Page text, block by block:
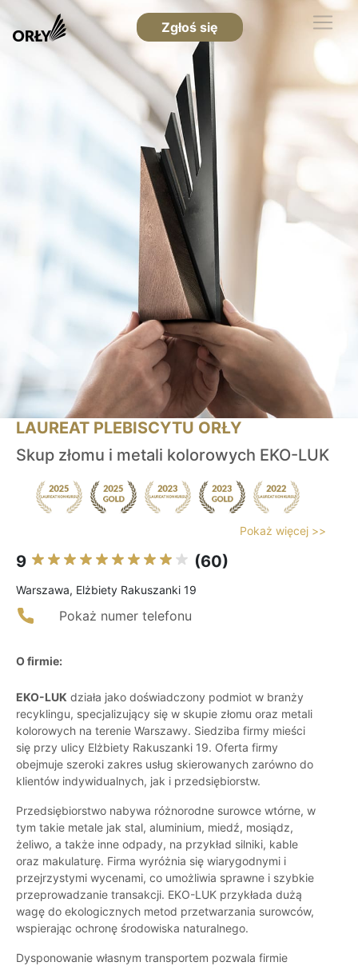
Zgłoś się
LAUREAT PLEBISCYTU ORŁY
Skup złomu i metali kolorowych EKO-LUK
Pokaż więcej >>
9 (60)
Warszawa, Elżbiety Rakuszanki 19
Pokaż numer telefonu
O firmie:
EKO-LUK działa jako doświadczony podmiot w branży
recyklingu, specjalizujący się w skupie złomu oraz metali
kolorowych na terenie Warszawy. Siedziba firmy mieści
się przy ulicy Elżbiety Rakuszanki 19. Oferta firmy
obejmuje szeroki zakres usług skierowanych zarówno do
klientów indywidualnych, jak i przedsiębiorstw.
Przedsiębiorstwo nabywa różnorodne surowce wtórne, w
tym takie metale jak stal, aluminium, miedź, mosiądz,
żeliwo, a także inne odpady, na przykład silniki, kable
oraz makulaturę. Firma wyróżnia się wiarygodnymi i
przejrzystymi wycenami, co umożliwia sprawne i szybkie
przeprowadzanie transakcji. EKO-LUK przykłada dużą
wagę do ekologicznych metod przetwarzania surowców,
wspierając ochronę środowiska naturalnego.
Dysponowanie własnym transportem pozwala firmie